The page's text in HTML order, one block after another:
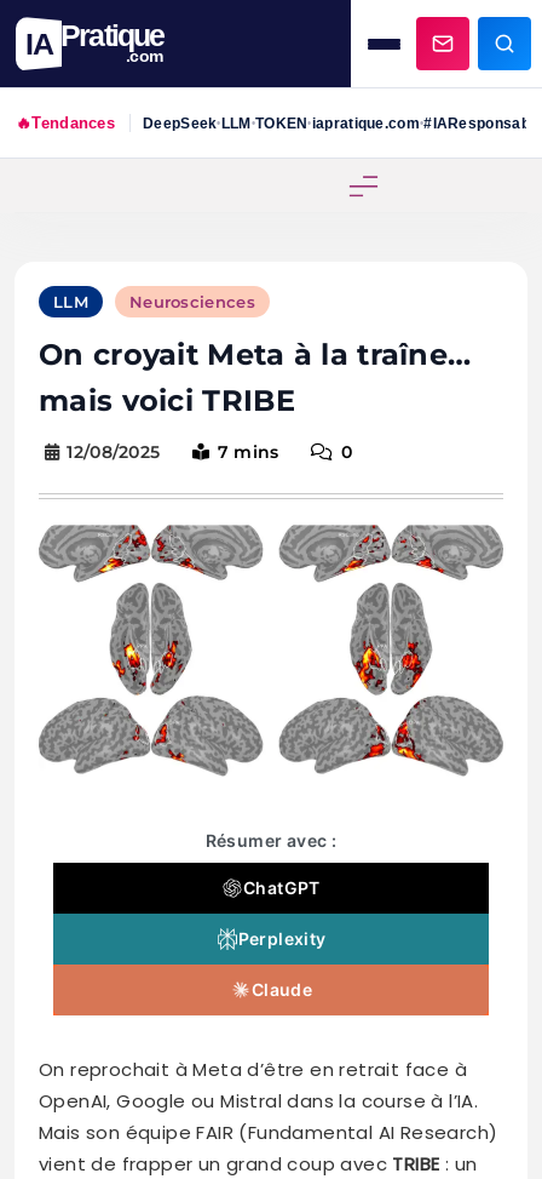
IA Pratique
.com
🔥Tendances DeepSeek•LLM•TOKEN•iapratique.com•#IAResponsable
LLM Neurosciences
On croyait Meta à la traîne…
mais voici TRIBE
12/08/2025 7 mins 0
Résumer avec :
ChatGPT
Perplexity
Claude
On reprochait à Meta d’être en retrait face à
OpenAI, Google ou Mistral dans la course à l’IA.
Mais son équipe FAIR (Fundamental AI Research)
vient de frapper un grand coup avec TRIBE : un